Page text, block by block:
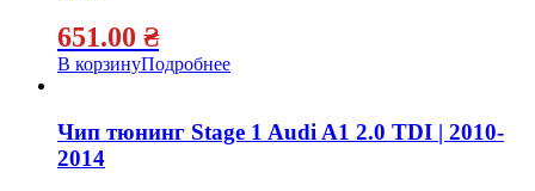
651.00 ₴
В корзинуПодробнее
Чип тюнинг Stage 1 Audi A1 2.0 TDI | 2010-
2014